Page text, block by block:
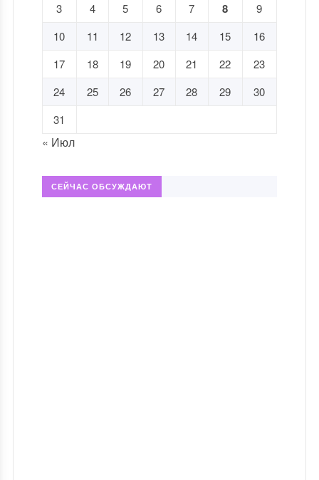
3
4 5 6 7 8
9
10
11 12 13 14 15
16
17
18 19 20 21 22
23
24
25 26 27 28 29
30
31
« Июл
СЕЙЧАС ОБСУЖДАЮТ